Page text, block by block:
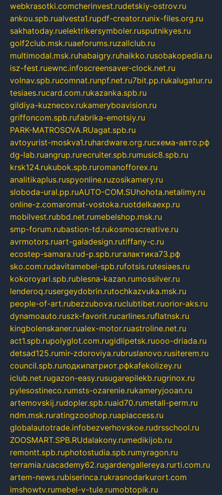
webkrasotki.comcherinvest.rudetskiy-ostrov.ru
ankou.spb.rualvesta1.rupdf-creator.runix-files.org.ru
sakhatoday.ruelektrikersymboler.rusputnikyes.ru
golf2club.msk.ruaeforums.ruzallclub.ru
multimodal.msk.ruhabaigry.ruhaikko.rusobakopedia.ru
isz-fest.ruewnc.infoscreensaver-clock.net.ru
volnav.spb.rucomnat.runpf.net.ru7bit.pp.rukalugatur.ru
tesiaes.rucard.com.rukazanka.spb.ru
gildiya-kuznecov.rukameryboavision.ru
griffoncom.spb.rufabrika-emotsiy.ru
PARK-MATROSOVA.RUagat.spb.ru
avtoyurist-moskva1.ruhardware.org.ruсхема-авто.рф
dg-lab.ruangrup.rurecruiter.spb.rumusic8.spb.ru
krsk124.rukubok.spb.ruromanofforex.ru
analitikaplus.ruspyonline.ruzosikamery.ru
sloboda-ural.pp.ruAUTO-COM.SUhohota.netalimy.ru
online-z.comaromat-vostoka.ruotdelkaexp.ru
mobilvest.rubbd.net.rumebelshop.msk.ru
smp-forum.rubastion-td.rukosmoscreative.ru
avrmotors.ruart-galadesign.rutiffany-c.ru
ecostep-samara.rud-p.spb.ruгалактика73.рф
sko.com.rudavitamebel-spb.rufotsis.rutesiaes.ru
kokoroyari.spb.rublesna-kazan.rumossilver.ru
lenderoq.rusergeydobrin.rutochkazvuka.msk.ru
people-of-art.rubezzubova.ruclubtibet.ruorior-aks.ru
dynamoauto.ruszk-favorit.rucarlines.ruflatnsk.ru
kingbolenskaner.rualex-motor.ruastroline.net.ru
act1.spb.rupolyglot.com.rugidlipetsk.ruooo-driada.ru
detsad125.rumir-zdoroviya.rubruslanovo.rusiterem.ru
council.spb.ruлодкипатриот.рфkafekolizey.ru
iclub.net.rugazon-easy.rusugarepilekb.rugrinox.ru
pylesostineco.rumsts-ozarenie.rukameryjooan.ru
artemovskij.rudopler.spb.ruaid70.rumetall-perm.ru
ndm.msk.ruratingzooshop.ruapiaccess.ru
globalautotrade.infobezverhovskoe.rudrsschool.ru
ZOOSMART.SPB.RUdalakony.rumedikijob.ru
remontt.spb.ruphotostudia.spb.rumyragon.ru
terramia.ruacademy62.rugardengallereya.rurti.com.ru
artem-news.rubiserinca.rukrasnodarkurort.com
imshowtv.rumebel-v-tule.rumobtopik.ru